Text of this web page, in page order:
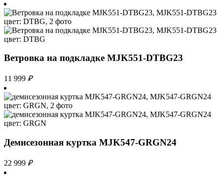
Ветровка на подкладке MJK551-DTBG23
11 999 ₽
Демисезонная куртка MJK547-GRGN24
22 999 ₽